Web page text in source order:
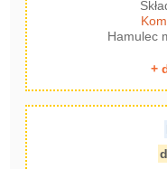
Hamulec
+